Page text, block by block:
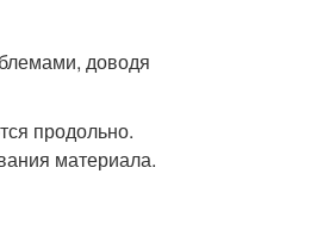
доводя
продольно.
материала.